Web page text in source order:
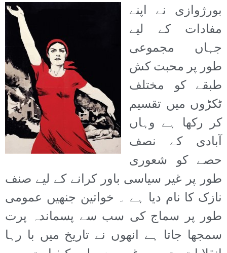
بورژوازی نے اپنے
مفادات کے لیے
جہاں مجموعی
طور پر محبت کش
طبقے کو مختلف
ٹکڑوں میں تقسیم
کر رکھا ہے وہاں
آبادی کے نصف
حصے کو شعوری
طور پر غیر سیاسی باور کرانے کے لیے صنف
نازک کا نام دیا ہے ۔ خواتین جنھیں عمومی
طور پر سماج کی سب سے پسماندہ پرت
سمجھا جاتا ہے انھوں نے تاریخ میں با رہا